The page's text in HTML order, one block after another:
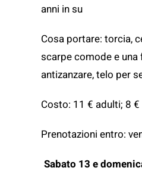
anni in su
Cosa portare: torcia,
scarpe comode e una
antizanzare, telo per
Costo: 11 € adulti; 8
Prenotazioni entro:
Sabato 13 e